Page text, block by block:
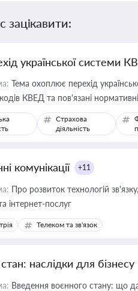
зацікавити:
української системи
Тема охоплює перехід
КВЕД та пов'язані
Страхова
діяльність
комунікації +11
Про розвиток технологій
інтернет-послуг
Телеком та зв'язок
наслідки для бізнесу
Введення воєнного стану: що